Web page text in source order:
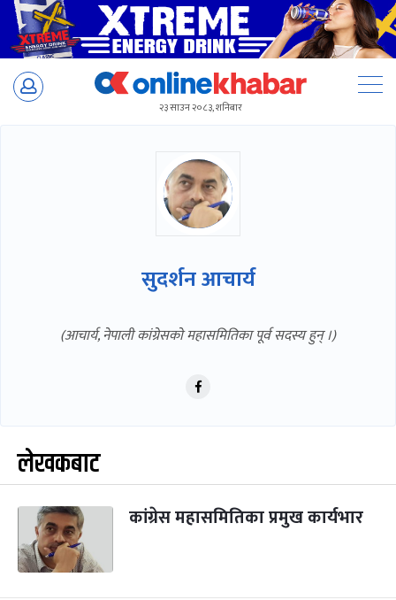
Skip
२३ साउन २०८३, शनिबार
सुदर्शन आचार्य
(आचार्य, नेपाली कांग्रेसकाे महासमितिका पूर्व सदस्य हुन् ।)
लेखकबाट
कांग्रेस महासमितिका प्रमुख कार्यभार